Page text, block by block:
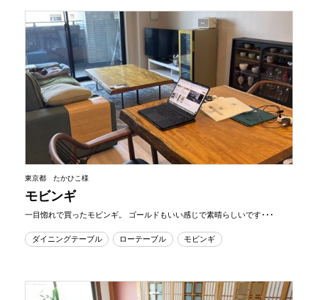
東京都 たかひこ様
モビンギ
一目惚れで買ったモビンギ。 ゴールドもいい感じで素晴らしいです･･･
ダイニングテーブル ローテーブル モビンギ